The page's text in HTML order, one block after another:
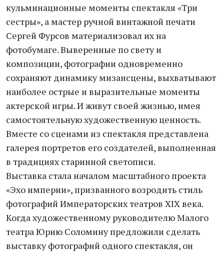
кульминационные моменты спектакля «Три
сестры», а мастер ручной винтажной печати
Сергей Фурсов материализовал их на
фотобумаге. Выверенные по свету и
композиции, фотографии одновременно
сохраняют динамику мизансцены, выхватывают
наиболее острые и выразительные моменты
актерской игры. И живут своей жизнью, имея
самостоятельную художественную ценность.
Вместе со сценами из спектакля представлена
галерея портретов его создателей, выполненная
в традициях старинной светописи.
Выставка стала началом масштабного проекта
«Эхо империи», призванного возродить стиль
фотографий Императорских театров XIX века.
Когда художественному руководителю Малого
театра Юрию Соломину предложили сделать
выставку фотографий одного спектакля, он